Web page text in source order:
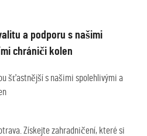
a podporu s našimi
chrániči kolen
šťastnější s našimi spolehlivými a
Získejte zahradničení, které si